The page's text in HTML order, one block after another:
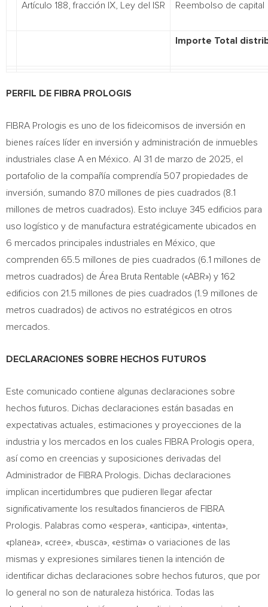
Artículo 188, fracción IX, Ley del ISR Reembolso de capital
Importe Total
PERFIL DE FIBRA PROLOGIS
FIBRA Prologis es uno de los fideicomisos de inversión en
bienes raíces líder en inversión y administración de inmuebles
industriales clase A en México. Al 31 de marzo de 2025, el
portafolio de la compañía comprendía 507 propiedades de
inversión, sumando 87.0 millones de pies cuadrados (8.1
millones de metros cuadrados). Esto incluye 345 edificios para
uso logístico y de manufactura estratégicamente ubicados en
6 mercados principales industriales en México, que
comprenden 65.5 millones de pies cuadrados (6.1 millones de
metros cuadrados) de Área Bruta Rentable («ABR») y 162
edificios con 21.5 millones de pies cuadrados (1.9 millones de
metros cuadrados) de activos no estratégicos en otros
mercados.
DECLARACIONES SOBRE HECHOS FUTUROS
Este comunicado contiene algunas declaraciones sobre
hechos futuros. Dichas declaraciones están basadas en
expectativas actuales, estimaciones y proyecciones de la
industria y los mercados en los cuales FIBRA Prologis opera,
así como en creencias y suposiciones derivadas del
Administrador de FIBRA Prologis. Dichas declaraciones
implican incertidumbres que pudieren llegar afectar
significativamente los resultados financieros de FIBRA
Prologis. Palabras como «espera», «anticipa», «intenta»,
«planea», «cree», «busca», «estima» o variaciones de las
mismas y expresiones similares tienen la intención de
identificar dichas declaraciones sobre hechos futuros, que por
lo general no son de naturaleza histórica. Todas las